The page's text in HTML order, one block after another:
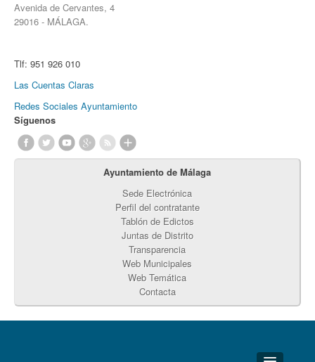
Avenida de Cervantes, 4
29016 - MÁLAGA.
Tlf: 951 926 010
Las Cuentas Claras
Redes Sociales Ayuntamiento
Síguenos
Ayuntamiento de Málaga
Sede Electrónica
Perfil del contratante
Tablón de Edictos
Juntas de Distrito
Transparencia
Web Municipales
Web Temática
Contacta